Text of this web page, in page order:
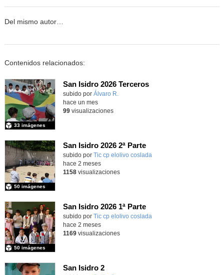
Del mismo autor…
Contenidos relacionados:
San Isidro 2026 Terceros
Contenido educativo.
subido por Álvaro R.
33 imágenes
hace un mes
99visualizaciones
San Isidro 2026 2ª Parte
subido por Tic cp elolivo coslada
50 imágenes
hace 2 meses
1158visualizaciones
San Isidro 2026 1ª Parte
subido por Tic cp elolivo coslada
50 imágenes
hace 2 meses
1169visualizaciones
San Isidro 2